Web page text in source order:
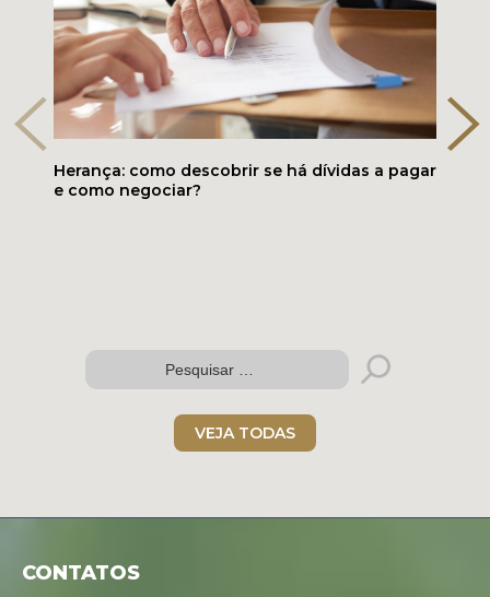
Herança: como descobrir se há dívidas a pagar
e como negociar?
VEJA TODAS
CONTATOS